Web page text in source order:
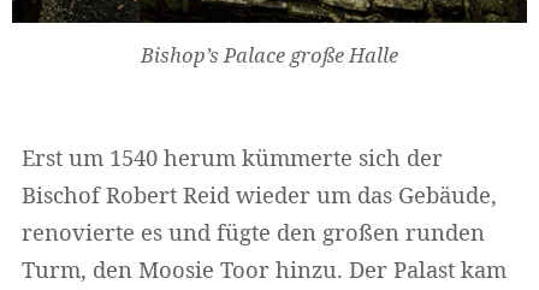
Bishop’s Palace große Halle
Erst um 1540 herum kümmerte sich der
Bischof Robert Reid wieder um das Gebäude,
renovierte es und fügte den großen runden
Turm, den Moosie Toor hinzu. Der Palast kam